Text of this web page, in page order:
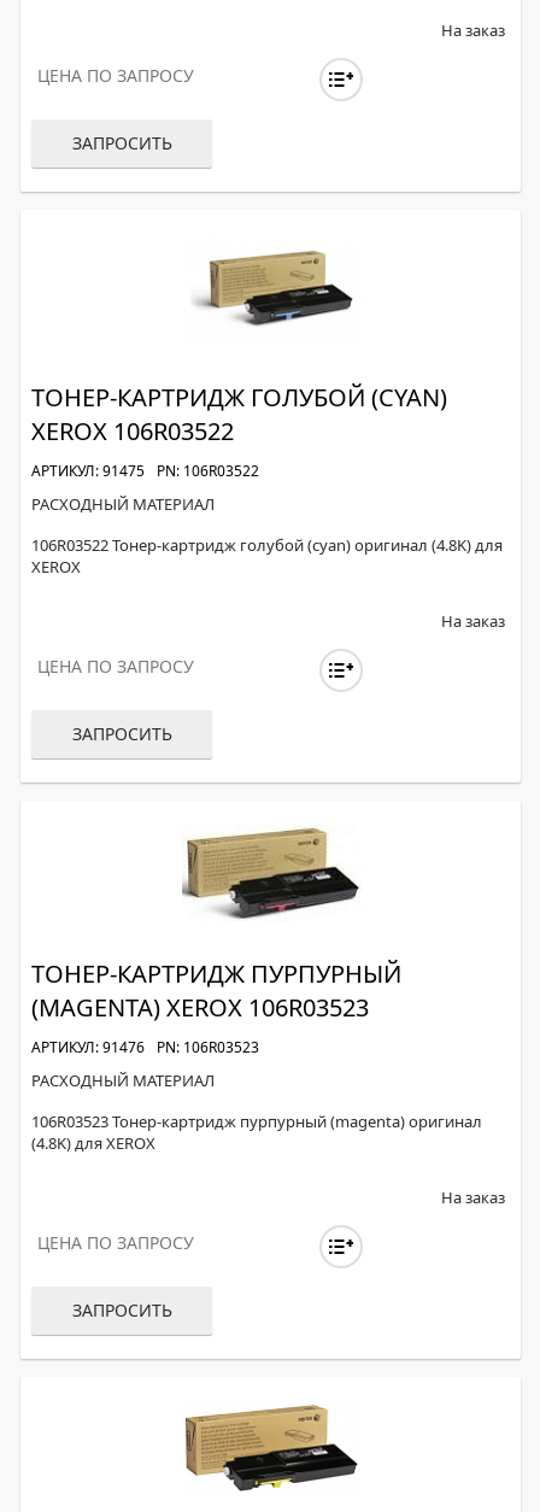
На заказ
ЦЕНА ПО ЗАПРОСУ
ЗАПРОСИТЬ
ТОНЕР-КАРТРИДЖ ГОЛУБОЙ (CYAN)
XEROX 106R03522
АРТИКУЛ: 91475 PN: 106R03522
РАСХОДНЫЙ МАТЕРИАЛ
106R03522 Тонер-картридж голубой (cyan) оригинал (4.8K) для
XEROX
На заказ
ЦЕНА ПО ЗАПРОСУ
ЗАПРОСИТЬ
ТОНЕР-КАРТРИДЖ ПУРПУРНЫЙ
(MAGENTA) XEROX 106R03523
АРТИКУЛ: 91476 PN: 106R03523
РАСХОДНЫЙ МАТЕРИАЛ
106R03523 Тонер-картридж пурпурный (magenta) оригинал
(4.8K) для XEROX
На заказ
ЦЕНА ПО ЗАПРОСУ
ЗАПРОСИТЬ